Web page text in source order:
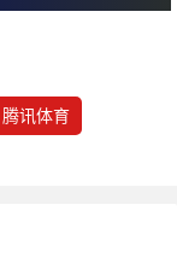
合肥文
腾讯体育